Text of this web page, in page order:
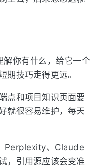
你有什么，给它一个
期技巧走得更远。
点和项目知识页面要
就很容易维护，每天
Perplexity、Claude
，引用源应该会变准